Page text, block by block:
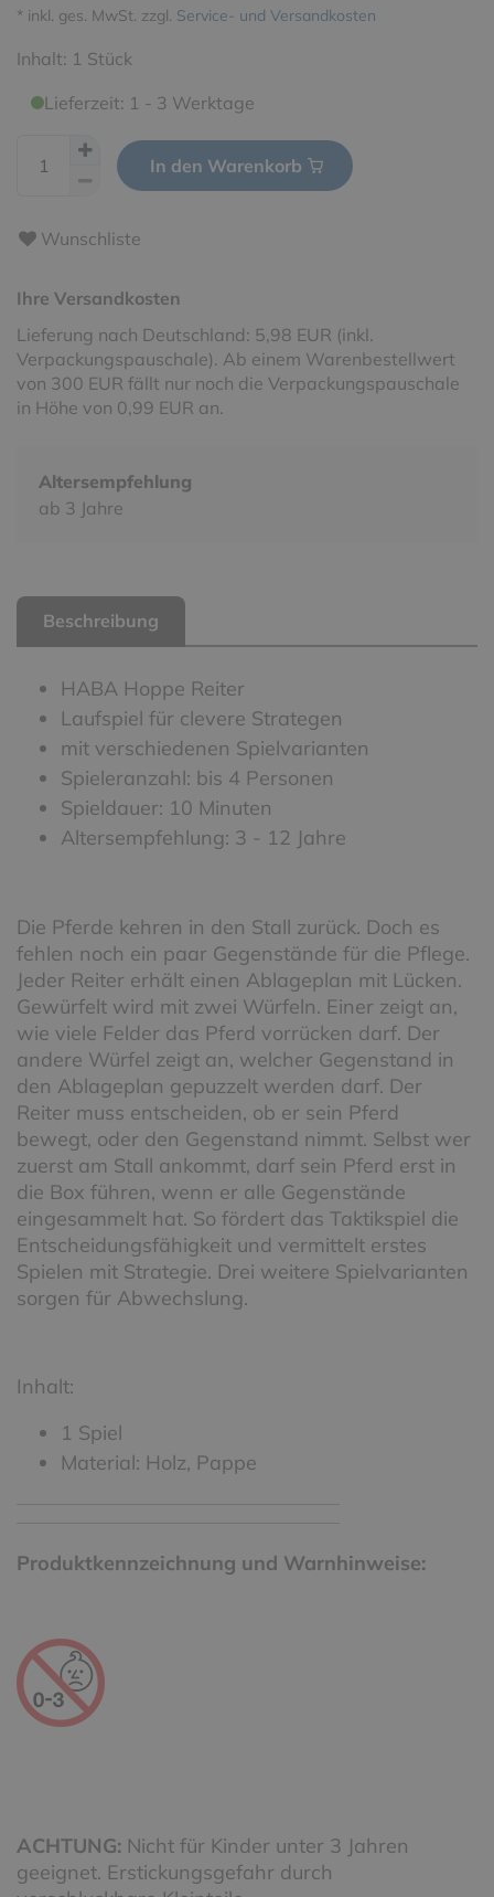
* inkl. ges. MwSt. zzgl. Service- und Versandkosten
Inhalt: 1 Stück
Lieferzeit: 1 - 3 Werktage
In den Warenkorb
Wunschliste
Ihre Versandkosten
Lieferung nach Deutschland: 5,98 EUR (inkl.
Verpackungspauschale). Ab einem Warenbestellwert
von 300 EUR fällt nur noch die Verpackungspauschale
in Höhe von 0,99 EUR an.
Altersempfehlung
ab 3 Jahre
Beschreibung
HABA Hoppe Reiter
Laufspiel für clevere Strategen
mit verschiedenen Spielvarianten
Spieleranzahl: bis 4 Personen
Spieldauer: 10 Minuten
Altersempfehlung: 3 - 12 Jahre
Die Pferde kehren in den Stall zurück. Doch es
fehlen noch ein paar Gegenstände für die Pflege.
Jeder Reiter erhält einen Ablageplan mit Lücken.
Gewürfelt wird mit zwei Würfeln. Einer zeigt an,
wie viele Felder das Pferd vorrücken darf. Der
andere Würfel zeigt an, welcher Gegenstand in
den Ablageplan gepuzzelt werden darf. Der
Reiter muss entscheiden, ob er sein Pferd
bewegt, oder den Gegenstand nimmt. Selbst wer
zuerst am Stall ankommt, darf sein Pferd erst in
die Box führen, wenn er alle Gegenstände
eingesammelt hat. So fördert das Taktikspiel die
Entscheidungsfähigkeit und vermittelt erstes
Spielen mit Strategie. Drei weitere Spielvarianten
sorgen für Abwechslung.
Inhalt:
1 Spiel
Material: Holz, Pappe
Produktkennzeichnung und Warnhinweise:
ACHTUNG: Nicht für Kinder unter 3 Jahren
geeignet. Erstickungsgefahr durch